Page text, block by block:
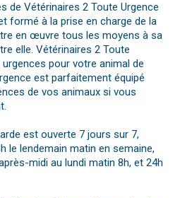
de Vétérinaires 2 Toute Urgence
formé à la prise en charge de la
en œuvre tous les moyens à sa
elle. Vétérinaires 2 Toute
pour votre animal de
est parfaitement équipé
de vos animaux si vous
est ouverte 7 jours sur 7,
le lendemain matin en semaine,
midi au lundi matin 8h, et 24h